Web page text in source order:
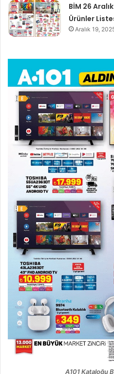
BİM 26
Ürünler
Aralık 19,
A101 Kataloğu